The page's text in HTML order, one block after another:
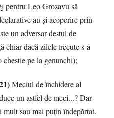
pentru Leo Grozavu să
au și acoperire prin
un adversar destul de
chiar dacă zilele trecute s-a
chestie pe la genunchi);
Meciul de închidere al
un astfel de meci...? Dar
sau mai puțin îndepărtat.